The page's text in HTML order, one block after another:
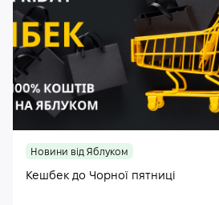
Новини від Яблуком
Кешбек до Чорної пятниці